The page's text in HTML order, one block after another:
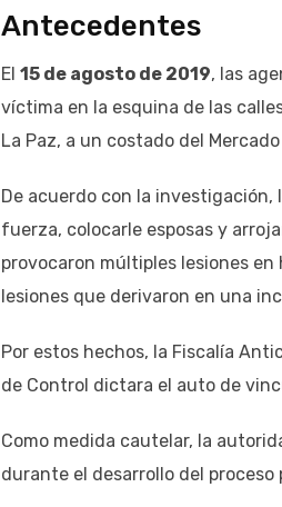
Antecedentes
El 15 de agosto de 2019, las
víctima en la esquina de las
La Paz, a un costado del
De acuerdo con la
fuerza, colocarle esposas y
provocaron múltiples lesiones
lesiones que derivaron en una
Por estos hechos, la Fiscalía
de Control dictara el auto de
Como medida cautelar, la
durante el desarrollo del proceso